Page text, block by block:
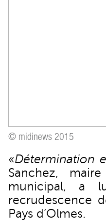
© midinews 2015
«Détermination
Sanchez,
municipal, a
recrudescence
Pays d’Olmes.